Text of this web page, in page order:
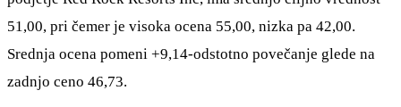
51,00, pri čemer je visoka ocena 55,00, nizka pa 42,00.
Srednja ocena pomeni +9,14-odstotno povečanje glede na
zadnjo ceno 46,73.